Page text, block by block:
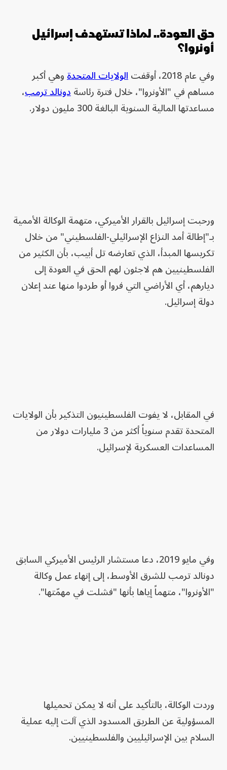
حق العودة.. لماذا تستهدف إسرائيل
أونروا؟
وفي عام 2018، أوقفت الولايات المتحدةوهي أكبر
مساهم في "الأونروا"، خلال فترة رئاسةدونالد ترمب،
مساعدتها المالية السنوية البالغة 300 مليون دولار.
ورحبت إسرائيل بالقرار الأميركي، متهمة الوكالة الأممية
بـ"إطالة أمد النزاع الإسرائيلي-الفلسطيني" من خلال
تكريسها المبدأ، الذي تعارضه تل أبيب، بأن الكثير من
الفلسطينيين هم لاجئون لهم الحق في العودة إلى
ديارهم، أي الأراضي التي فروا أو طردوا منها عند إعلان
دولة إسرائيل.
في المقابل، لا يفوت الفلسطينيون التذكير بأن الولايات
المتحدة تقدم سنوياً أكثر من 3 مليارات دولار من
المساعدات العسكرية لإسرائيل.
وفي مايو 2019، دعا مستشار الرئيس الأميركي السابق
دونالد ترمب للشرق الأوسط، إلى إنهاء عمل وكالة
"الأونروا"، متهماً إياها بأنها "فشلت في مهمّتها".
وردت الوكالة، بالتأكيد على أنه لا يمكن تحميلها
المسؤولية عن الطريق المسدود الذي آلت إليه عملية
السلام بين الإسرائيليين والفلسطينيين.